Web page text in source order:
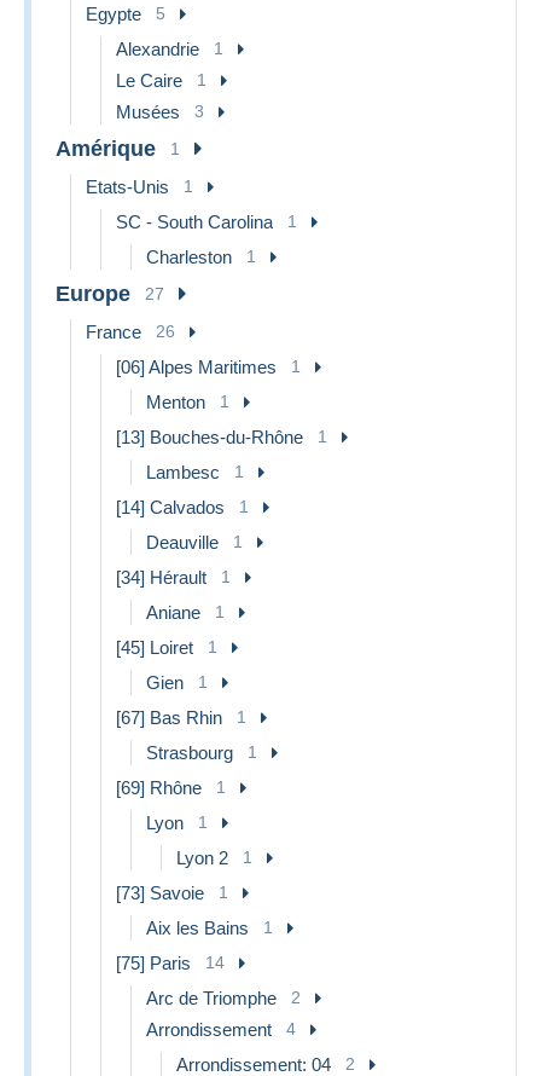
letter
2.25 €
20 -
50g
4.85 €
4.85 €
11.65 € 14.99 €
250 -
500g
31.70 € 34.50 €
world ASIA
China / USA / Canada / Brazil
Important: registered letters are currently no longer
available for these destinations since April 1st, 2026.
Ordinary
2.25 €
4.85 €
4.85 €
-
-
PHILEXX
7 RUE DE LA RÉPUBLIQUE
42000 SAINT-ÉTIENNE
pour mes acheteurs connus, un échelonnement
Egypte 5
Alexandrie 1
Le Caire 1
Musées 3
Amérique 1
Etats-Unis 1
SC - South Carolina 1
Charleston 1
Europe 27
France 26
[06] Alpes Maritimes 1
Menton 1
[13] Bouches-du-Rhône 1
Lambesc 1
[14] Calvados 1
Deauville 1
[34] Hérault 1
Aniane 1
[45] Loiret 1
Gien 1
[67] Bas Rhin 1
Strasbourg 1
[69] Rhône 1
Lyon 1
Lyon 2 1
[73] Savoie 1
Aix les Bains 1
[75] Paris 14
Arc de Triomphe 2
Arrondissement 4
Arrondissement: 04 2